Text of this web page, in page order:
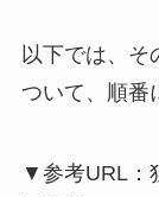
以下では、そ
ついて、順番
▼参考URL：